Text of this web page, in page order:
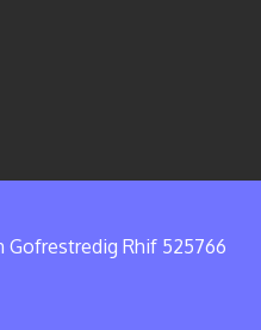
Rhif 525766